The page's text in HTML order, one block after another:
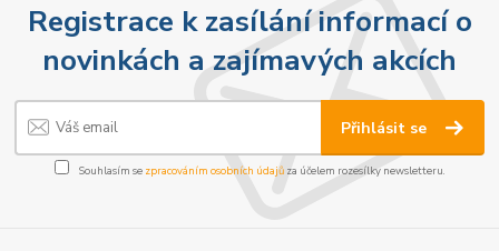
Registrace k zasílání informací o
novinkách a zajímavých akcích
Přihlásit se
Souhlasím se zpracováním osobních údajůza účelem rozesílky newsletteru.